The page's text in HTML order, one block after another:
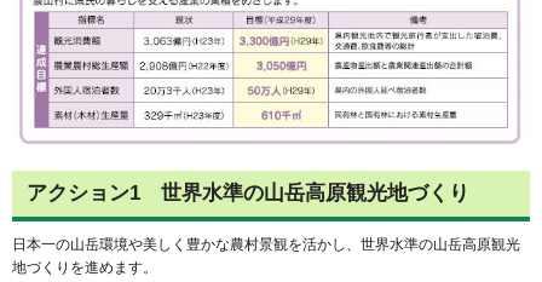
アクション1 世界水準の山岳高原観光地づくり
日本一の山岳環境や美しく豊かな農村景観を活かし、世界水準の山岳高原観光
地づくりを進めます。